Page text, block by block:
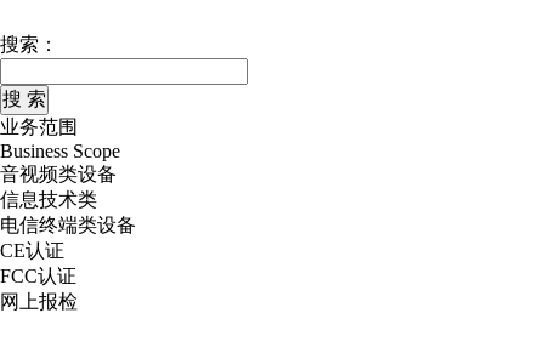
搜索：
业务范围
Business Scope
音视频类设备
信息技术类
电信终端类设备
CE认证
FCC认证
网上报检